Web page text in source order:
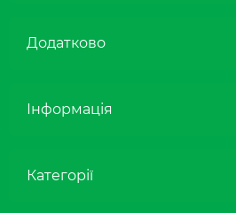
Додатково
Інформація
Категорії